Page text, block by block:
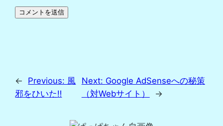
← Previous: 風
邪をひいた‼️
Next: Google AdSenseへの秘策
（対Webサイト）
→